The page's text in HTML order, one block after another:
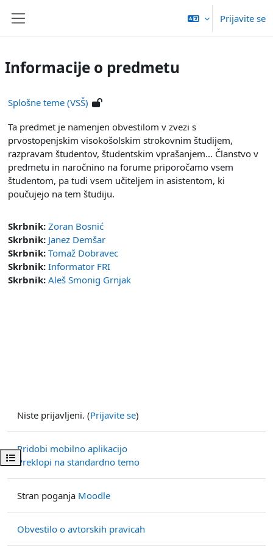
Prijavite se
Odpri kazalo predmeta
Informacije o predmetu
Splošne teme (VSŠ)
Ta predmet je namenjen obvestilom v zvezi s
prvostopenjskim visokošolskim strokovnim študijem,
razpravam študentov, študentskim vprašanjem... Članstvo v
predmetu in naročnino na forume priporočamo vsem
študentom, pa tudi vsem učiteljem in asistentom, ki
poučujejo na tem študiju.
Skrbnik: Zoran Bosnić
Skrbnik: Janez Demšar
Skrbnik: Tomaž Dobravec
Skrbnik: Informator FRI
Skrbnik: Aleš Smonig Grnjak
Niste prijavljeni. (Prijavite se)
Pridobi mobilno aplikacijo
Preklopi na standardno temo
Stran poganja Moodle
Obvestilo o avtorskih pravicah